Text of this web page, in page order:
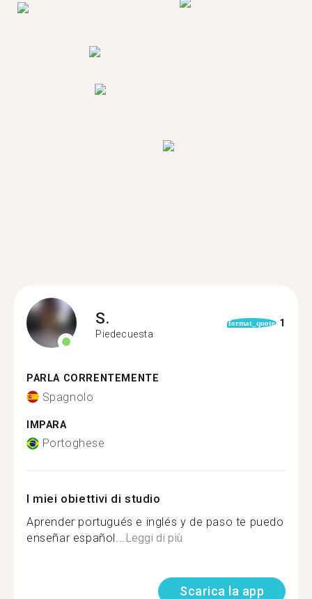
S.
Piedecuesta
format_quote 1
PARLA CORRENTEMENTE
Spagnolo
IMPARA
Portoghese
I miei obiettivi di studio
Aprender portugués e inglés y de paso te puedo
enseñar español...Leggi di più
Scarica la app